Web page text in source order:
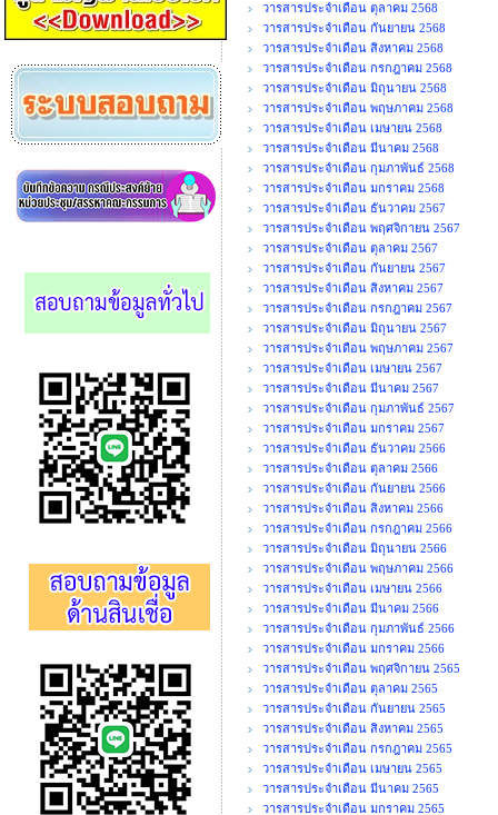
วารสารประจำเดือน ตุลาคม 2568
วารสารประจำเดือน กันยายน 2568
วารสารประจำเดือน สิงหาคม 2568
วารสารประจำเดือน กรกฎาคม 2568
วารสารประจำเดือน มิถุนายน 2568
วารสารประจำเดือน พฤษภาคม 2568
วารสารประจำเดือน เมษายน 2568
วารสารประจำเดือน มีนาคม 2568
วารสารประจำเดือน กุมภาพันธ์ 2568
วารสารประจำเดือน มกราคม 2568
วารสารประจำเดือน ธันวาคม 2567
วารสารประจำเดือน พฤศจิกายน 2567
วารสารประจำเดือน ตุลาคม 2567
วารสารประจำเดือน กันยายน 2567
วารสารประจำเดือน สิงหาคม 2567
วารสารประจำเดือน กรกฎาคม 2567
วารสารประจำเดือน มิถุนายน 2567
วารสารประจำเดือน พฤษภาคม 2567
วารสารประจำเดือน เมษายน 2567
วารสารประจำเดือน มีนาคม 2567
วารสารประจำเดือน กุมภาพันธ์ 2567
วารสารประจำเดือน มกราคม 2567
วารสารประจำเดือน ธันวาคม 2566
วารสารประจำเดือน ตุลาคม 2566
วารสารประจำเดือน กันยายน 2566
วารสารประจำเดือน สิงหาคม 2566
วารสารประจำเดือน กรกฎาคม 2566
วารสารประจำเดือน มิถุนายน 2566
วารสารประจำเดือน พฤษภาคม 2566
วารสารประจำเดือน เมษายน 2566
วารสารประจำเดือน มีนาคม 2566
วารสารประจำเดือน กุมภาพันธ์ 2566
วารสารประจำเดือน มกราคม 2566
วารสารประจำเดือน พฤศจิกายน 2565
วารสารประจำเดือน ตุลาคม 2565
วารสารประจำเดือน กันยายน 2565
วารสารประจำเดือน สิงหาคม 2565
วารสารประจำเดือน กรกฎาคม 2565
วารสารประจำเดือน เมษายน 2565
วารสารประจำเดือน มีนาคม 2565
วารสารประจำเดือน มกราคม 2565